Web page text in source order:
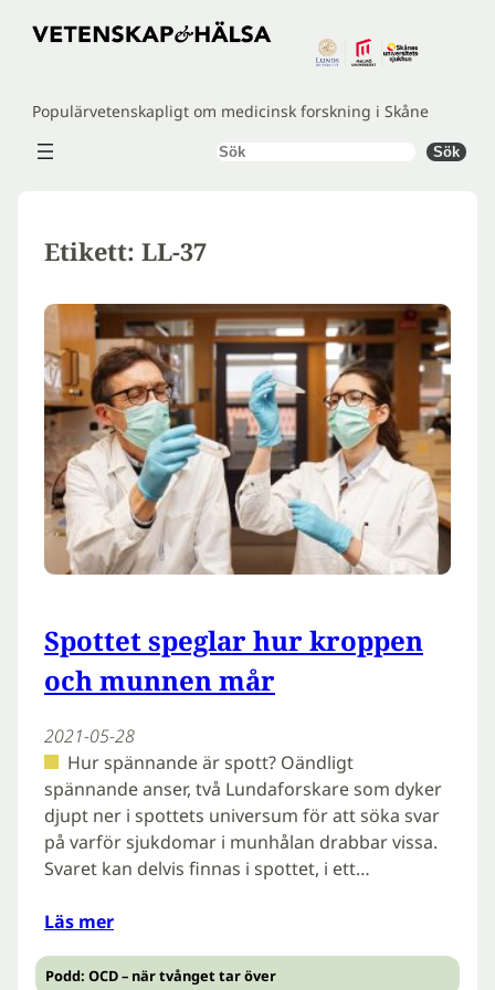
Hoppa
Populärvetenskapligt om medicinsk forskning i Skåne
Sök Sök
Etikett: LL-37
Spottet speglar hur kroppen
och munnen mår
2021-05-28
Hur spännande är spott? Oändligt
spännande anser, två Lundaforskare som dyker
djupt ner i spottets universum för att söka svar
på varför sjukdomar i munhålan drabbar vissa.
Svaret kan delvis finnas i spottet, i ett…
Läs mer
Podd: OCD – när tvånget tar över